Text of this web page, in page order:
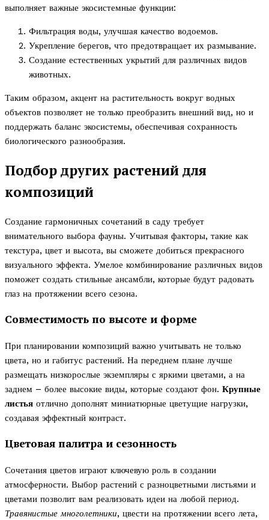
выполняет важные экосистемные функции:
Фильтрация воды, улучшая качество водоемов.
Укрепление берегов, что предотвращает их размывание.
Создание естественных укрытий для различных видов
животных.
Таким образом, акцент на растительность вокруг водных
объектов позволяет не только преобразить внешний вид, но и
поддержать баланс экосистемы, обеспечивая сохранность
биологического разнообразия.
Подбор других растений для
композиций
Создание гармоничных сочетаний в саду требует
внимательного выбора фауны. Учитывая факторы, такие как
текстура, цвет и высота, вы сможете добиться прекрасного
визуального эффекта. Умелое комбинирование различных видов
поможет создать стильные ансамбли, которые будут радовать
глаз на протяжении всего сезона.
Совместимость по высоте и форме
При планировании композиций важно учитывать не только
цвета, но и габитус растений. На переднем плане лучше
размещать низкорослые экземпляры с яркими цветами, а на
заднем – более высокие виды, которые создают фон. Крупные
листья отлично дополнят миниатюрные цветущие нагрузки,
создавая эффектный контраст.
Цветовая палитра и сезонность
Сочетания цветов играют ключевую роль в создании
атмосферности. Выбор растений с разноцветными листьями и
цветами позволит вам реализовать идеи на любой период.
Травянистые многолетники, цвести на протяжении всего лета,